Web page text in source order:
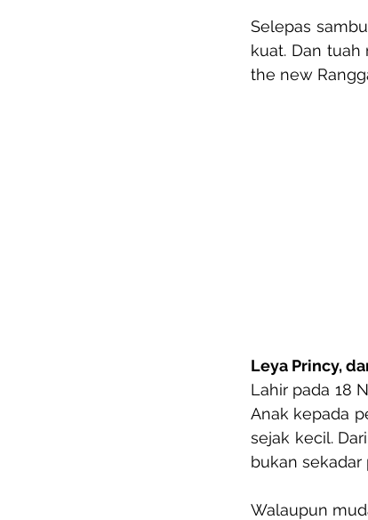
Selepas
kuat. Dan
the new
Leya Princy,
Lahir pada 18
Anak kepada
sejak kecil.
bukan sekadar
Walaupun